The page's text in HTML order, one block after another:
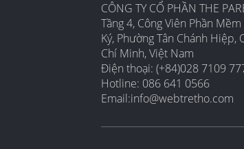
CÔNG TY CỔ PHẦN THE
Tầng 4, Công Viên Phần
Ký, Phường Tân Chánh Hiệp,
Chí Minh, Việt Nam
Điện thoại: (+84)028 7109
Hotline: 086 641 0566
Email:info@webtretho.com